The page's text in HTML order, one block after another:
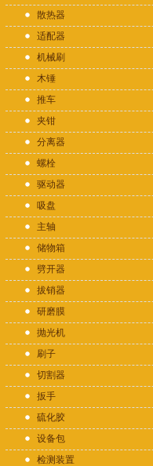
散热器
适配器
机械刷
木锤
推车
夹钳
分离器
螺栓
驱动器
吸盘
主轴
储物箱
劈开器
拔销器
研磨膜
抛光机
刷子
切割器
扳手
硫化胶
设备包
检测装置